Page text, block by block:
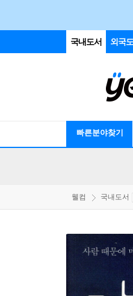
국내도서 외국
빠른분야찾기
웰컴 국내도서